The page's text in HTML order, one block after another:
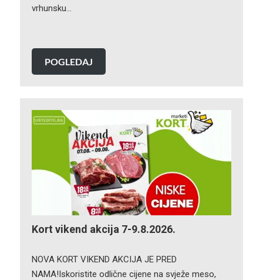
vrhunsku…
POGLEDAJ
Kort vikend akcija 7-9.8.2026.
NOVA KORT VIKEND AKCIJA JE PRED
NAMA!Iskoristite odlične cijene na svježe meso,